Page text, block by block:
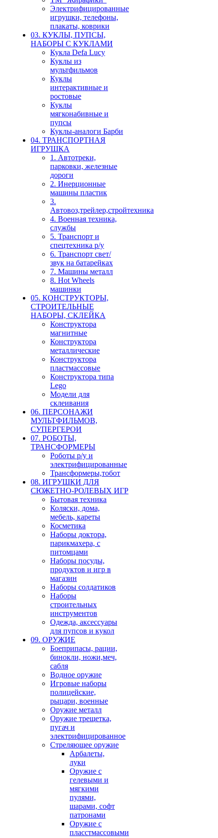
Электрифицированные
игрушки, телефоны,
плакаты, коврики
03. КУКЛЫ, ПУПСЫ,
НАБОРЫ С КУКЛАМИ
Кукла Defa Lucy
Куклы из
мультфильмов
Куклы
интерактивные и
ростовые
Куклы
мягконабивные и
пупсы
Куклы-аналоги Барби
04. ТРАНСПОРТНАЯ
ИГРУШКА
1. Автотреки,
парковки, железные
дороги
2. Инерционные
машины пластик
3.
Автовоз,трейлер,стройтехника
4. Военная техника,
службы
5. Транспорт и
спецтехника р/у
6. Транспорт свет/
звук на батарейках
7. Машины металл
8. Hot Wheels
машинки
05. КОНСТРУКТОРЫ,
СТРОИТЕЛЬНЫЕ
НАБОРЫ, СКЛЕЙКА
Конструктора
магнитные
Конструктора
металлические
Конструктора
пластмассовые
Конструктора типа
Lego
Модели для
склеивания
06. ПЕРСОНАЖИ
МУЛЬТФИЛЬМОВ,
СУПЕРГЕРОИ
07. РОБОТЫ,
ТРАНСФОРМЕРЫ
Роботы р/у и
электрифицированные
Трансформеры,тобот
08. ИГРУШКИ ДЛЯ
СЮЖЕТНО-РОЛЕВЫХ ИГР
Бытовая техника
Коляски, дома,
мебель, кареты
Косметика
Наборы доктора,
парикмахера, с
питомцами
Наборы посуды,
продуктов и игр в
магазин
Наборы солдатиков
Наборы
строительных
инструментов
Одежда, аксессуары
для пупсов и кукол
09. ОРУЖИЕ
Боеприпасы, рации,
бинокли, ножи,меч,
сабля
Водное оружие
Игровые наборы
полицейские,
рыцари, военные
Оружие металл
Оружие трещетка,
пугач и
электрифицированное
Стреляющее оружие
Арбалеты,
луки
Оружие с
гелевыми и
мягкими
пулями,
шарами, софт
патронами
Оружие с
пласстмассовыми